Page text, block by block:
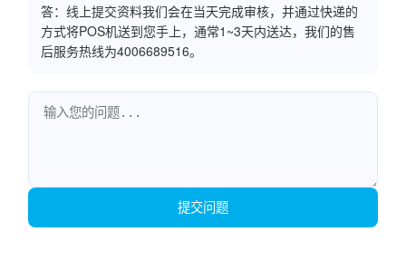
答：线上提交资料我们会在当天完成审核，并通过快递的
方式将POS机送到您手上，通常1~3天内送达，我们的售
后服务热线为4006689516。
提交问题